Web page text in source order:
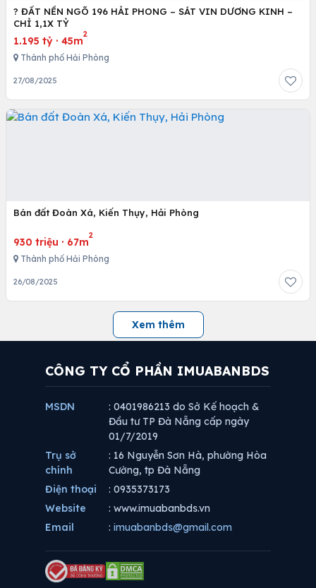
? ĐẤT NỀN NGÕ 196 HẢI PHONG – SÁT VIN DƯƠNG KINH –
CHỈ 1,1X TỶ
1.195 tỷ · 45m
2
Thành phố Hải Phòng
27/08/2025
Bán đất Đoàn Xá, Kiến Thụy, Hải Phòng
930 triệu · 67m
2
Thành phố Hải Phòng
26/08/2025
Xem thêm
CÔNG TY CỔ PHẦN IMUABANBDS
MSDN
: 0401986213 do Sở Kế hoạch &
Đầu tư TP Đà Nẵng cấp ngày
01/7/2019
Trụ sở
chính
: 16 Nguyễn Sơn Hà, phường Hòa
Cường, tp Đà Nẵng
Điện thoại
: 0935373173
Website
: www.imuabanbds.vn
Email
: imuabanbds@gmail.com